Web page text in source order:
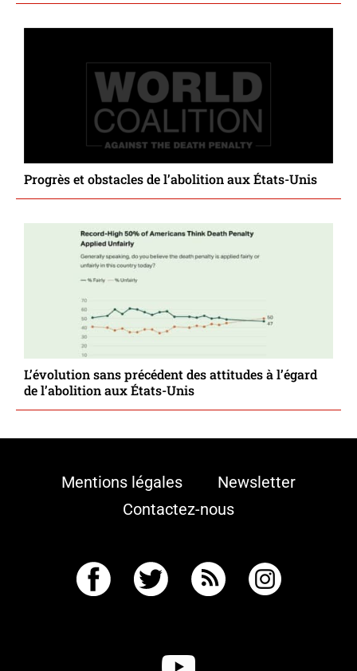
Progrès et obstacles de l’abolition aux États-Unis
L’évolution sans précédent des attitudes à l’égard
de l’abolition aux États-Unis
Mentions légales
Newsletter
Contactez-nous